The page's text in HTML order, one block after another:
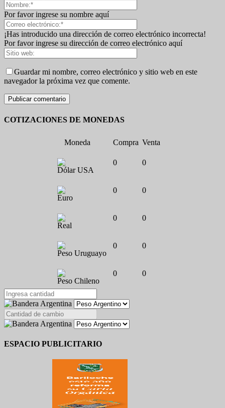
Por favor ingrese su nombre aquí
¡Has introducido una dirección de correo electrónico incorrecta!
Por favor ingrese su dirección de correo electrónico aquí
Guardar mi nombre, correo electrónico y sitio web en este
navegador la próxima vez que comente.
COTIZACIONES DE MONEDAS
Moneda Compra Venta
Dólar USA
0 0
Euro
0 0
Real
0 0
Peso Uruguayo
0 0
Peso Chileno
0 0
ESPACIO PUBLICITARIO